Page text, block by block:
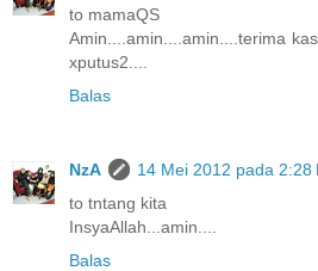
to mamaQS
Amin....amin....amin....terima
xputus2....
Balas
NzA
14 Mei 2012 pada 2:28
to tntang kita
InsyaAllah...amin....
Balas